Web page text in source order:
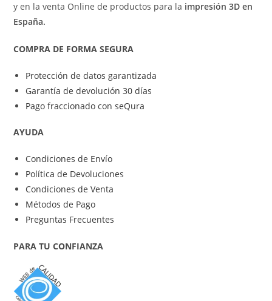
y en la venta Online de productos para la impresión 3D en
España.
COMPRA DE FORMA SEGURA
Protección de datos garantizada
Garantía de devolución 30 días
Pago fraccionado con seQura
AYUDA
Condiciones de Envío
Política de Devoluciones
Condiciones de Venta
Métodos de Pago
Preguntas Frecuentes
PARA TU CONFIANZA